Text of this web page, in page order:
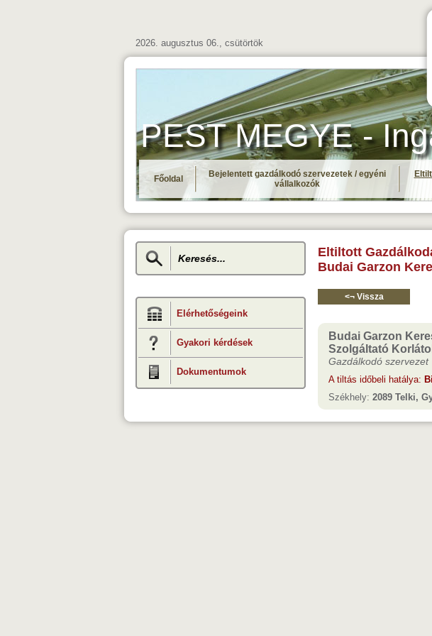
2026. augusztus 06., csütörtök
PEST MEGYE -
Főoldal
Bejelentett gazdálkodó szervezetek / egyéni
vállalkozók
Elérhetőségeink
Gyakori kérdések
Dokumentumok
Eltiltott
Budai Garzon
<¬ Vissza
Budai Garzon
Szolgáltató
Gazdálkodó szervezet
A tiltás időbeli hatálya:
Székhely: 2089 Telki,